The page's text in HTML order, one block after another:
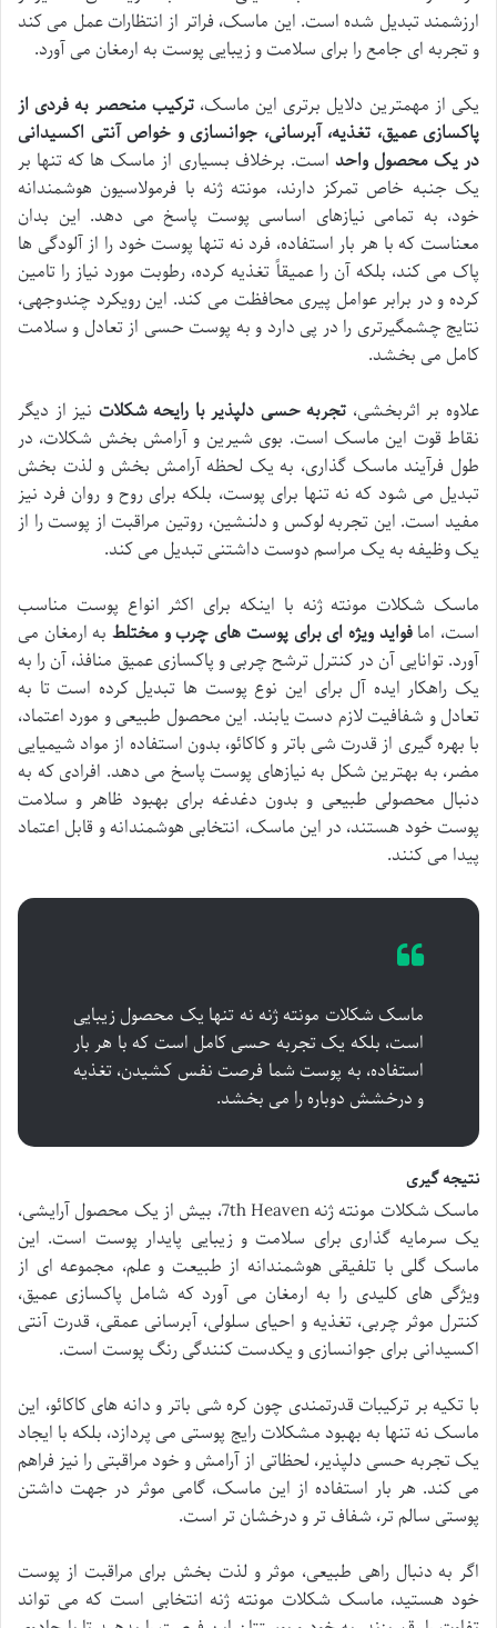
ارزشمند تبدیل شده است. این ماسک، فراتر از انتظارات عمل می کند
و تجربه ای جامع را برای سلامت و زیبایی پوست به ارمغان می آورد.
یکی از مهمترین دلایل برتری این ماسک،ترکیب منحصر به فردی از
پاکسازی عمیق، تغذیه، آبرسانی، جوانسازی و خواص آنتی اکسیدانی
در یک محصول واحد است. برخلاف بسیاری از ماسک ها که تنها بر
یک جنبه خاص تمرکز دارند، مونته ژنه با فرمولاسیون هوشمندانه
خود، به تمامی نیازهای اساسی پوست پاسخ می دهد. این بدان
معناست که با هر بار استفاده، فرد نه تنها پوست خود را از آلودگی ها
پاک می کند، بلکه آن را عمیقاً تغذیه کرده، رطوبت مورد نیاز را تامین
کرده و در برابر عوامل پیری محافظت می کند. این رویکرد چندوجهی،
نتایج چشمگیرتری را در پی دارد و به پوست حسی از تعادل و سلامت
کامل می بخشد.
علاوه بر اثربخشی، تجربه حسی دلپذیر با رایحه شکلات نیز از دیگر
نقاط قوت این ماسک است. بوی شیرین و آرامش بخش شکلات، در
طول فرآیند ماسک گذاری، به یک لحظه آرامش بخش و لذت بخش
تبدیل می شود که نه تنها برای پوست، بلکه برای روح و روان فرد نیز
مفید است. این تجربه لوکس و دلنشین، روتین مراقبت از پوست را از
یک وظیفه به یک مراسم دوست داشتنی تبدیل می کند.
ماسک شکلات مونته ژنه با اینکه برای اکثر انواع پوست مناسب
است، امافواید ویژه ای برای پوست های چرب و مختلطبه ارمغان می
آورد. توانایی آن در کنترل ترشح چربی و پاکسازی عمیق منافذ، آن را به
یک راهکار ایده آل برای این نوع پوست ها تبدیل کرده است تا به
تعادل و شفافیت لازم دست یابند. این محصول طبیعی و مورد اعتماد،
با بهره گیری از قدرت شی باتر و کاکائو، بدون استفاده از مواد شیمیایی
مضر، به بهترین شکل به نیازهای پوست پاسخ می دهد. افرادی که به
دنبال محصولی طبیعی و بدون دغدغه برای بهبود ظاهر و سلامت
پوست خود هستند، در این ماسک، انتخابی هوشمندانه و قابل اعتماد
پیدا می کنند.
ماسک شکلات مونته ژنه نه تنها یک محصول زیبایی
است، بلکه یک تجربه حسی کامل است که با هر بار
استفاده، به پوست شما فرصت نفس کشیدن، تغذیه
و درخشش دوباره را می بخشد.
نتیجه گیری
ماسک شکلات مونته ژنه 7th Heaven، بیش از یک محصول آرایشی،
یک سرمایه گذاری برای سلامت و زیبایی پایدار پوست است. این
ماسک گلی با تلفیقی هوشمندانه از طبیعت و علم، مجموعه ای از
ویژگی های کلیدی را به ارمغان می آورد که شامل پاکسازی عمیق،
کنترل موثر چربی، تغذیه و احیای سلولی، آبرسانی عمقی، قدرت آنتی
اکسیدانی برای جوانسازی و یکدست کنندگی رنگ پوست است.
با تکیه بر ترکیبات قدرتمندی چون کره شی باتر و دانه های کاکائو، این
ماسک نه تنها به بهبود مشکلات رایج پوستی می پردازد، بلکه با ایجاد
یک تجربه حسی دلپذیر، لحظاتی از آرامش و خود مراقبتی را نیز فراهم
می کند. هر بار استفاده از این ماسک، گامی موثر در جهت داشتن
پوستی سالم تر، شفاف تر و درخشان تر است.
اگر به دنبال راهی طبیعی، موثر و لذت بخش برای مراقبت از پوست
خود هستید، ماسک شکلات مونته ژنه انتخابی است که می تواند